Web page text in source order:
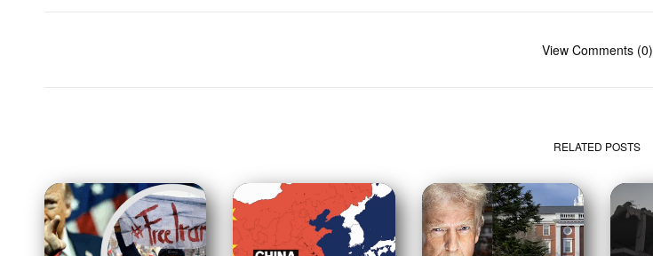
View Comments (0)
RELATED POSTS